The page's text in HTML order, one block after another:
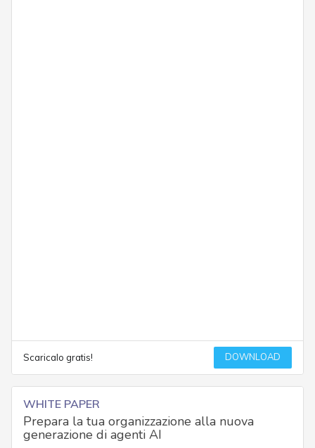
Scaricalo gratis! DOWNLOAD
WHITE PAPER
Prepara la tua organizzazione alla nuova
generazione di agenti AI